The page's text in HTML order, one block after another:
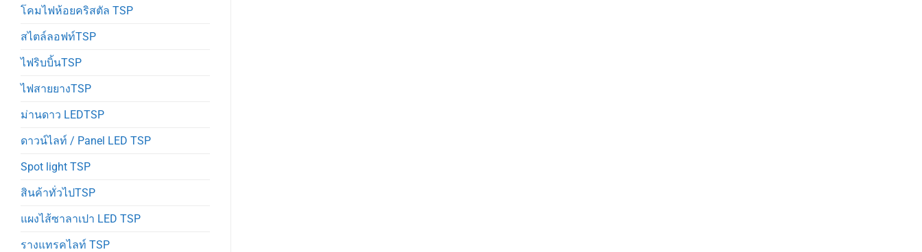
โคมไฟห้อยคริสตัล TSP
สไตล์ลอฟท์TSP
ไฟริบบิ้นTSP
ไฟสายยางTSP
ม่านดาว LEDTSP
ดาวน์ไลท์ / Panel LED TSP
Spot light TSP
สินค้าทั่วไปTSP
แผงไส้ซาลาเปา LED TSP
รางแทรคไลท์ TSP